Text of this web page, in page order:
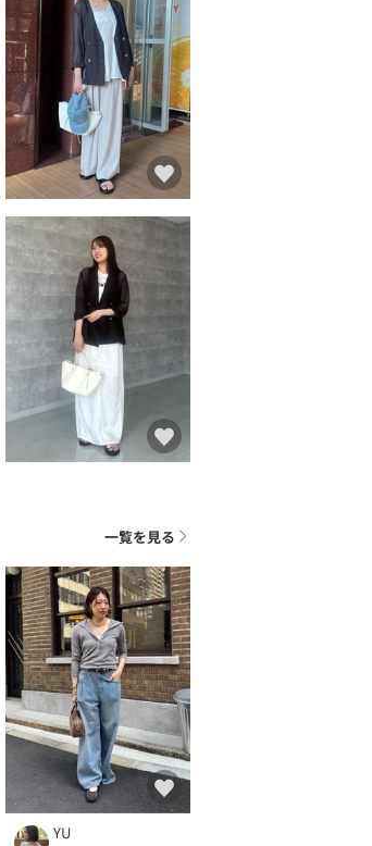
一覧を見る
YU